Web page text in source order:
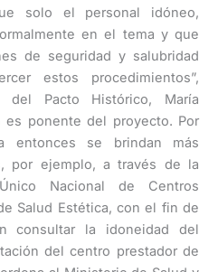
solo el personal idóneo,
en el tema y que
de seguridad y salubridad
estos procedimientos”,
del Pacto Histórico, María
es ponente del proyecto. Por
entonces se brindan más
por ejemplo, a través de la
Nacional de Centros
Salud Estética, con el fin de
consultar la idoneidad del
del centro prestador de